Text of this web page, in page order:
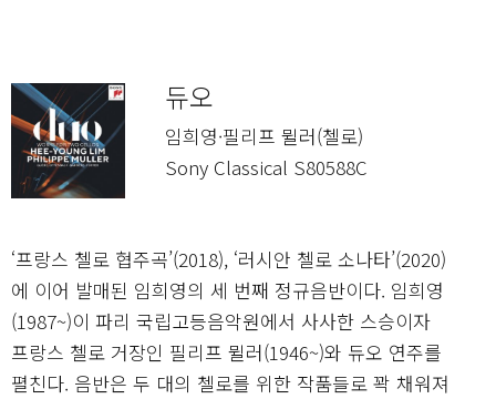
듀오
임희영·필리프 뮐러(첼로)
Sony Classical S80588C
‘프랑스 첼로 협주곡’(2018), ‘러시안 첼로 소나타’(2020)
에 이어 발매된 임희영의 세 번째 정규음반이다. 임희영
(1987~)이 파리 국립고등음악원에서 사사한 스승이자
프랑스 첼로 거장인 필리프 뮐러(1946~)와 듀오 연주를
펼친다. 음반은 두 대의 첼로를 위한 작품들로 꽉 채워져